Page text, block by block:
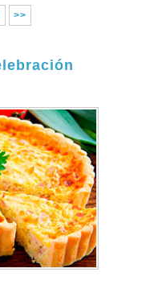
>>